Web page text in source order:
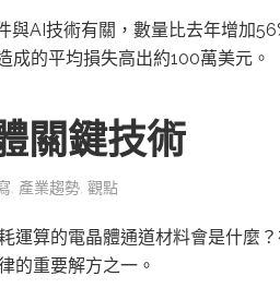
與AI技術有關，數量比去年增加
的平均損失高出約100萬美元。
關鍵技術
產業趨勢 觀點
運算的電晶體通道材料會是什麼
的重要解方之一。